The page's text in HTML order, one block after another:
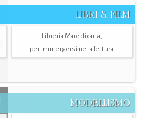
LIBRI & FILM
Libreria Mare di carta,
per immergersi nella lettura
MODELLISMO